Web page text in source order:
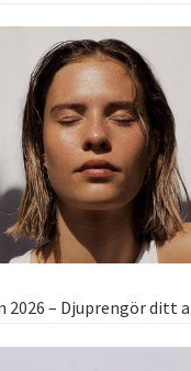
2026 – Djuprengör ditt